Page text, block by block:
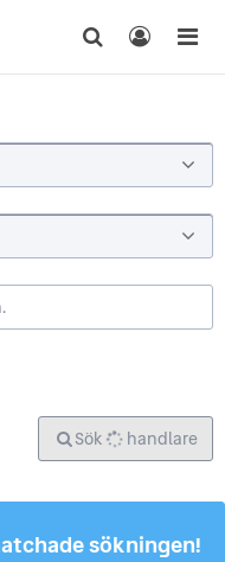
Sök handlare
sökningen!